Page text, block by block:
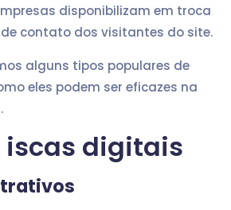
disponibilizam em troca
contato dos visitantes do site.
alguns tipos populares de
eles podem ser eficazes na
iscas digitais